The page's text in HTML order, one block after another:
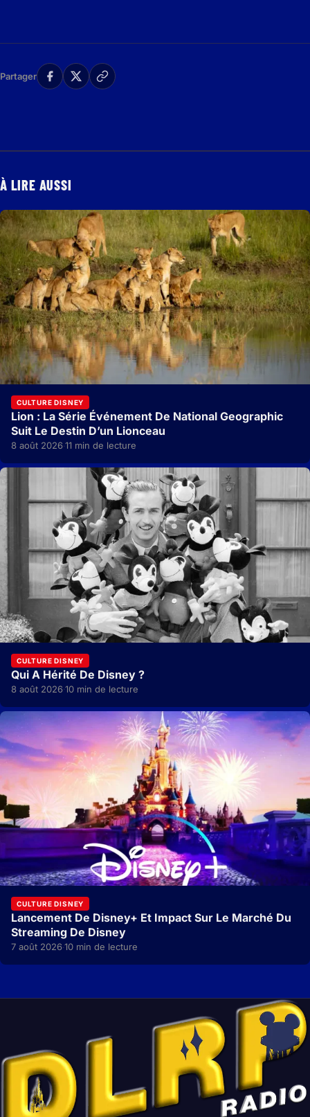
Partager
À LIRE AUSSI
CULTURE DISNEY
Lion : La Série Événement De National Geographic
Suit Le Destin D’un Lionceau
8 août 2026·11 min de lecture
CULTURE DISNEY
Qui A Hérité De Disney ?
8 août 2026·10 min de lecture
CULTURE DISNEY
Lancement De Disney+ Et Impact Sur Le Marché Du
Streaming De Disney
7 août 2026·10 min de lecture